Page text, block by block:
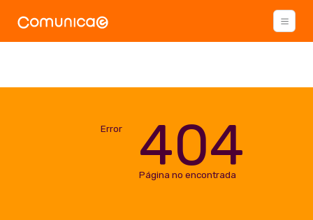
Error 404
Página no encontrada